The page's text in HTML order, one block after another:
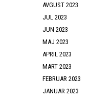
AVGUST 2023
JUL 2023
JUN 2023
MAJ 2023
APRIL 2023
MART 2023
FEBRUAR 2023
JANUAR 2023